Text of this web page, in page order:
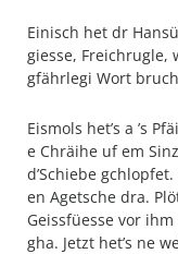
Einisch het dr
giesse, Freichrugle,
gfährlegi Wort
Eismols het’s a ’s
e Chräihe uf em
d’Schiebe
en Agetsche dra.
Geissfüesse vor
gha. Jetzt het’s ne